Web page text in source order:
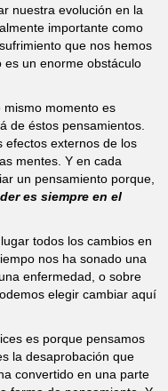
nuestra evolución en la
importante como
que nos hemos
es un enorme obstáculo
momento es
de éstos pensamientos.
efectos externos de los
mentes. Y en cada
un pensamiento porque,
es siempre en el
todos los cambios en
nos ha sonado una
enfermedad, o sobre
elegir cambiar aquí
es porque pensamos
la desaprobación que
convertido en una parte